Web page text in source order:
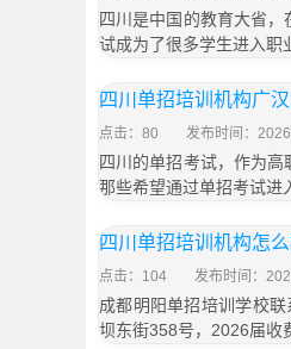
四川是中国的教育大省
试成为了很多学生进入职
四川单招培训机构广
点击：80 发布时间：
四川的单招考试，作为
那些希望通过单招考试进
四川单招培训机构怎
点击：104 发布时间：
成都明阳单招培训学校
坝东街358号，2026届收